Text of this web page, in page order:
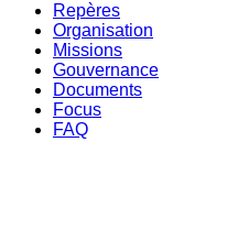
Repères
Organisation
Missions
Gouvernance
Documents
Focus
FAQ